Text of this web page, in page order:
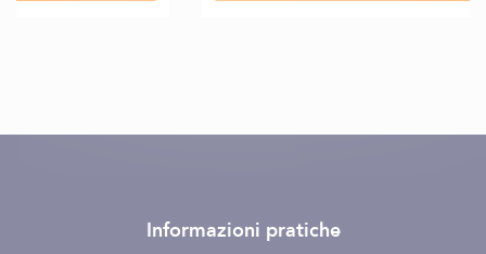
Informazioni pratiche